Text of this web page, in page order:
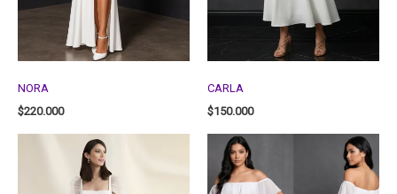
NORA
$220.000
CARLA
$150.000